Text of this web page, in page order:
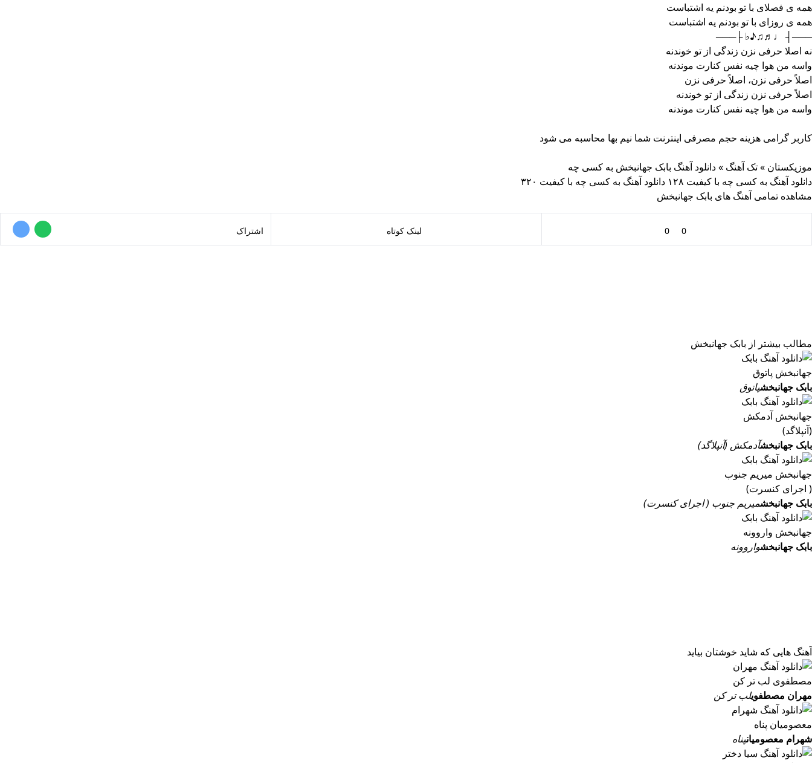
همه ی فصلای با تو بودنم یه اشتباست
همه ی روزای با تو بودنم یه اشتباست
───┤ ♩♬♫♪♭ ├───
نه اصلا حرفی نزن زندگی از تو خوندنه
واسه من هوا چیه نفس کنارت موندنه
اصلاً حرفی نزن، اصلاً حرفی نزن
اصلاً حرفی نزن زندگی از تو خوندنه
واسه من هوا چیه نفس کنارت موندنه
کاربر گرامی هزینه حجم مصرفی اینترنت شما نیم بها محاسبه می شود
موزیکستان »تک آهنگ »دانلود آهنگ بابک جهانبخش به کسی چه
دانلود آهنگ به کسی چه با کیفیت ۱۲۸
دانلود آهنگ به کسی چه با کیفیت ۳۲۰
مشاهده تمامی آهنگ های بابک جهانبخش
0
0 لینک کوتاه اشتراک
مطالب بیشتر از بابک جهانبخش
بابک جهانبخشپاتوق
بابک جهانبخشآدمکش (آنپلاگد)
بابک جهانبخشمیریم جنوب ( اجرای کنسرت)
بابک جهانبخشواروونه
آهنگ هایی که شاید خوشتان بیاید
مهران مصطفویلب تر کن
شهرام معصومیانپناه